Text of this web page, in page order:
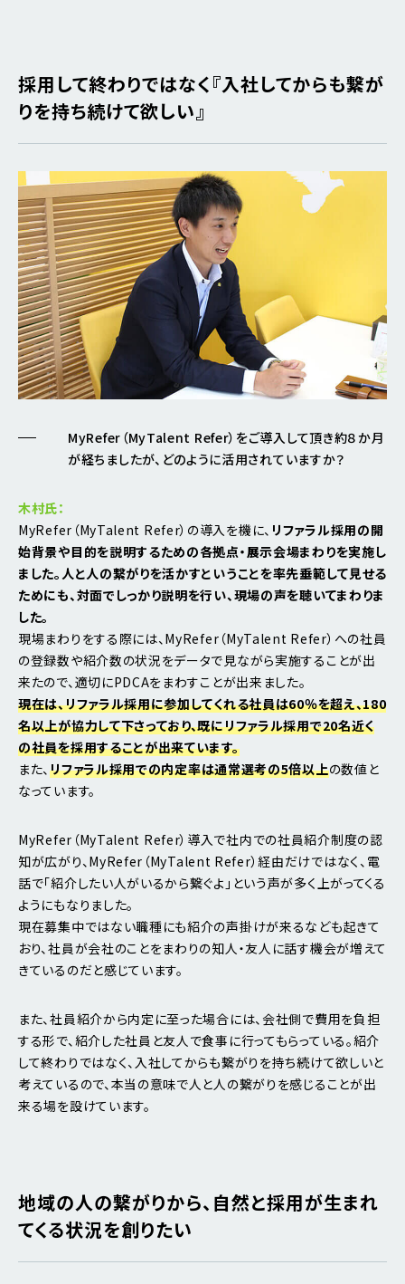
採用して終わりではなく『入社してからも繋が
りを持ち続けて欲しい』
MyRefer（MyTalent Refer）をご導入して頂き約８か月
が経ちましたが、どのように活用されていますか？
木村氏：
MyRefer（MyTalent Refer）の導入を機に、 リファラル採用の開
始背景や目的を説明するための各拠点・展示会場まわりを実施し
ました。人と人の繋がりを活かすということを率先垂範して見せる
ためにも、対面でしっかり説明を行い、現場の声を聴いてまわりま
した。
現場まわりをする際には、MyRefer（MyTalent Refer）への社員
の登録数や紹介数の状況をデータで見ながら実施することが出
来たので、適切にPDCAをまわすことが出来ました。
現在は、リファラル採用に参加してくれる社員は60％を超え、180
名以上が協力して下さっており、既にリファラル採用で20名近く
の社員を採用することが出来ています。
また、リファラル採用での内定率は通常選考の5倍以上の数値と
なっています。
MyRefer（MyTalent Refer）導入で社内での社員紹介制度の認
知が広がり、MyRefer（MyTalent Refer）経由だけではなく、電
話で「紹介したい人がいるから繋ぐよ」という声が多く上がってくる
ようにもなりました。
現在募集中ではない職種にも紹介の声掛けが来るなども起きて
おり、社員が会社のことをまわりの知人・友人に話す機会が増えて
きているのだと感じています。
また、社員紹介から内定に至った場合には、会社側で費用を負担
する形で、紹介した社員と友人で食事に行ってもらっている。紹介
して終わりではなく、入社してからも繋がりを持ち続けて欲しいと
考えているので、本当の意味で人と人の繋がりを感じることが出
来る場を設けています。
地域の人の繋がりから、自然と採用が生まれ
てくる状況を創りたい